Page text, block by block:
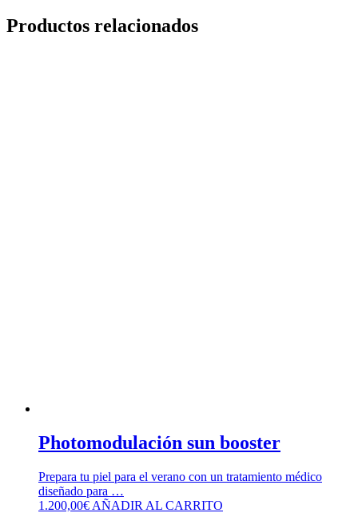
Productos relacionados
Photomodulación sun booster
Prepara tu piel para el verano con un tratamiento médico
diseñado para …
1.200,00€ AÑADIR AL CARRITO